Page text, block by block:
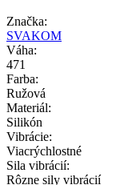
Značka:
SVAKOM
Váha:
471
Farba:
Ružová
Materiál:
Silikón
Vibrácie:
Viacrýchlostné
Sila vibrácií:
Rôzne sily vibrácií